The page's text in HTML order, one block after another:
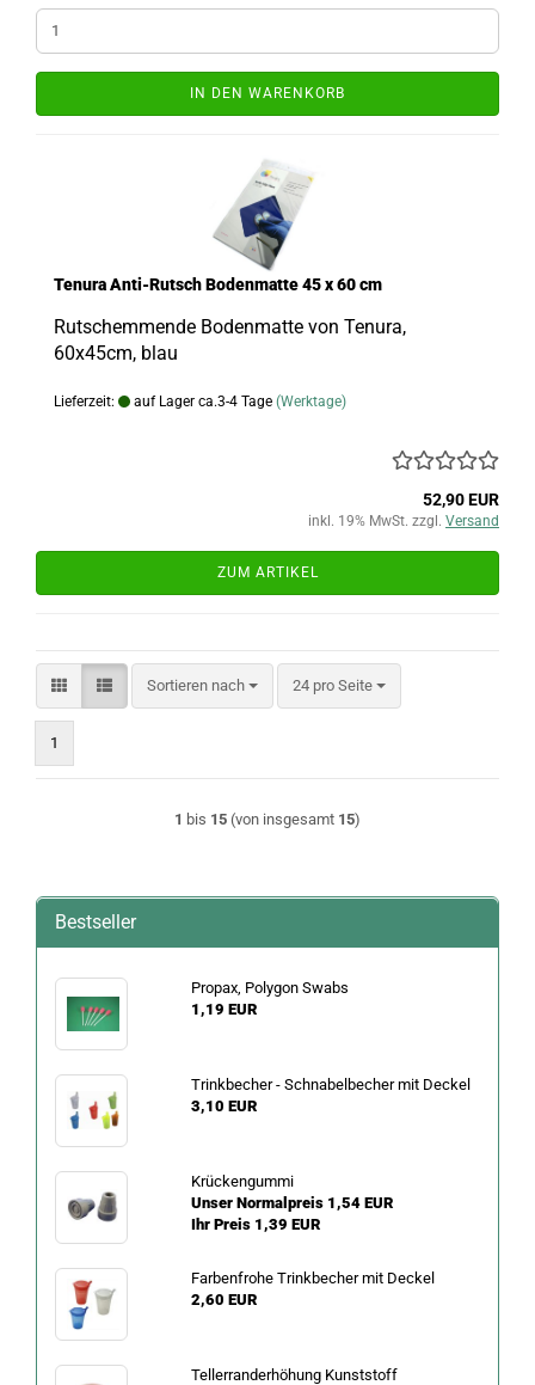
IN DEN WARENKORB
Tenura Anti-Rutsch Bodenmatte 45 x 60 cm
Rutschemmende Bodenmatte von Tenura,
60x45cm, blau
Lieferzeit: auf Lager ca.3-4 Tage (Werktage)
52,90 EUR
inkl. 19% MwSt. zzgl. Versand
ZUM ARTIKEL
Sortieren nach
Sortieren nach 24 pro Seite
pro Seite
1
1 bis 15 (von insgesamt 15)
Bestseller
Propax, Polygon Swabs
1,19 EUR
Trinkbecher - Schnabelbecher mit Deckel
3,10 EUR
Krückengummi
Unser Normalpreis 1,54 EUR
Ihr Preis 1,39 EUR
Farbenfrohe Trinkbecher mit Deckel
2,60 EUR
Tellerranderhöhung Kunststoff